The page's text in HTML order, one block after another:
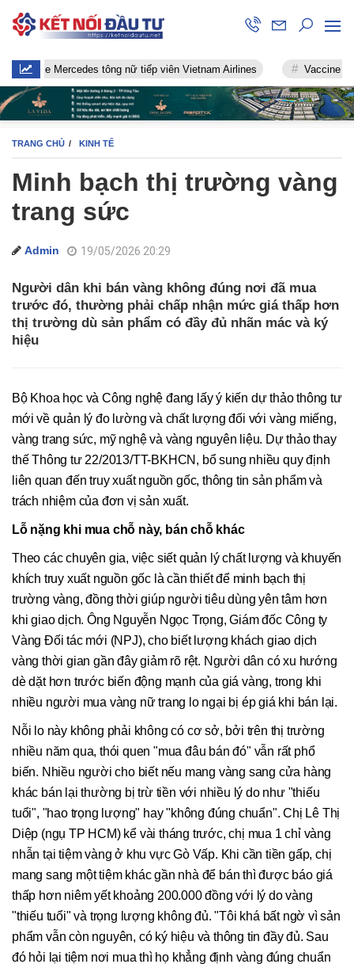
Mercedes tông nữ tiếp viên Vietnam Airlines Vaccine chống
TRANG CHỦ KINH TẾ
Minh bạch thị trường vàng
trang sức
Admin 19/05/2026 20:29
Người dân khi bán vàng không đúng nơi đã mua
trước đó, thường phải chấp nhận mức giá thấp hơn
thị trường dù sản phẩm có đầy đủ nhãn mác và ký
hiệu
Bộ Khoa học và Công nghệ đang lấy ý kiến dự thảo thông tư
mới về quản lý đo lường và chất lượng đối với vàng miếng,
vàng trang sức, mỹ nghệ và vàng nguyên liệu. Dự thảo thay
thế Thông tư 22/2013/TT-BKHCN, bổ sung nhiều quy định
liên quan đến truy xuất nguồn gốc, thông tin sản phẩm và
trách nhiệm của đơn vị sản xuất.
Lỗ nặng khi mua chỗ này, bán chỗ khác
Theo các chuyên gia, việc siết quản lý chất lượng và khuyến
khích truy xuất nguồn gốc là cần thiết để minh bạch thị
trường vàng, đồng thời giúp người tiêu dùng yên tâm hơn
khi giao dịch. Ông Nguyễn Ngọc Trọng, Giám đốc Công ty
Vàng Đối tác mới (NPJ), cho biết lượng khách giao dịch
vàng thời gian gần đây giảm rõ rệt. Người dân có xu hướng
dè dặt hơn trước biến động mạnh của giá vàng, trong khi
nhiều người mua vàng nữ trang lo ngại bị ép giá khi bán lại.
Nỗi lo này không phải không có cơ sở, bởi trên thị trường
nhiều năm qua, thói quen "mua đâu bán đó" vẫn rất phổ
biến. Nhiều người cho biết nếu mang vàng sang cửa hàng
khác bán lại thường bị trừ tiền với nhiều lý do như "thiếu
tuổi", "hao trọng lượng" hay "không đúng chuẩn". Chị Lê Thị
Diệp (ngụ TP HCM) kể vài tháng trước, chị mua 1 chỉ vàng
nhẫn tại tiệm vàng ở khu vực Gò Vấp. Khi cần tiền gấp, chị
mang sang một tiệm khác gần nhà để bán thì được báo giá
thấp hơn niêm yết khoảng 200.000 đồng với lý do vàng
"thiếu tuổi" và trọng lượng không đủ. "Tôi khá bất ngờ vì sản
phẩm vẫn còn nguyên, có ký hiệu và thông tin đầy đủ. Sau
đó hỏi lại tiệm nơi mua thì họ khẳng định vàng đúng chuẩn